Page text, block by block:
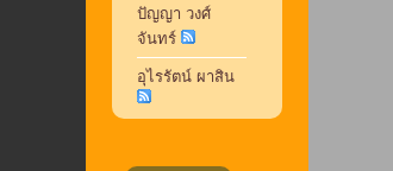
ปัญญา วงศ์
จันทร์
อุไรรัตน์ ผาสิน